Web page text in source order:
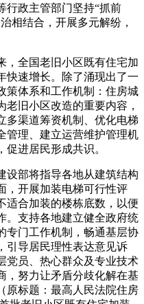
行政主管部门坚持“抓前
相结合，开展多元解纷，
全国老旧小区既有住宅加
快速增长。除了涌现出了一
策体系和工作机制：住房城
旧小区改造的重要内容，
多渠道筹资机制、优化电梯
管理、建立运营维护管理机
进居民形成共识。
部将指导各地从建筑结构
，开展加装电梯可行性评
适合加装的楼栋底数，以便
。支持各地建立健全政府统
专门工作机制，畅通基层协
引导居民理性表达意见诉
党员、热心群众及专业技术
，努力让矛盾分歧化解在基
原标题：最高人民法院住房